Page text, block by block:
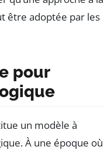
être adoptée par les
pour
un modèle à
À une époque où